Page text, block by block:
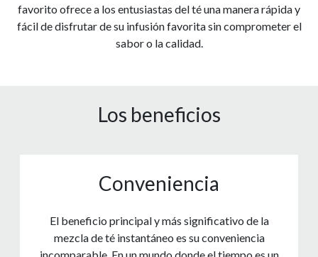
favorito ofrece a los entusiastas del té una manera rápida y
fácil de disfrutar de su infusión favorita sin comprometer el
sabor o la calidad.
Los beneficios
Conveniencia
El beneficio principal y más significativo de la
mezcla de té instantáneo es su conveniencia